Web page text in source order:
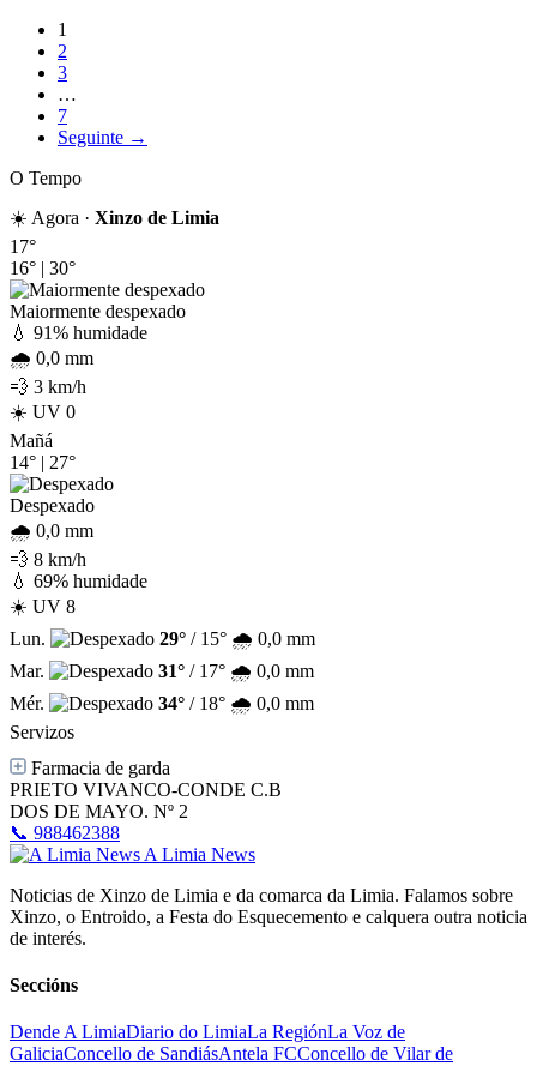
1
2
3
…
7
Seguinte →
O Tempo
☀️ Agora · Xinzo de Limia
17°
16° | 30°
Maiormente despexado
💧 91% humidade
🌧️ 0,0 mm
💨 3 km/h
☀️ UV 0
Mañá
14° | 27°
Despexado
🌧️ 0,0 mm
💨 8 km/h
💧 69% humidade
☀️ UV 8
Lun.
29° / 15° 🌧️ 0,0 mm
Mar.
31° / 17° 🌧️ 0,0 mm
Mér.
34° / 18° 🌧️ 0,0 mm
Servizos
Farmacia de garda
PRIETO VIVANCO-CONDE C.B
DOS DE MAYO. Nº 2
📞 988462388
A Limia News
Noticias de Xinzo de Limia e da comarca da Limia. Falamos sobre
Xinzo, o Entroido, a Festa do Esquecemento e calquera outra noticia
de interés.
Seccións
Dende A LimiaDiario do LimiaLa RegiónLa Voz de
GaliciaConcello de SandiásAntela FCConcello de Vilar de